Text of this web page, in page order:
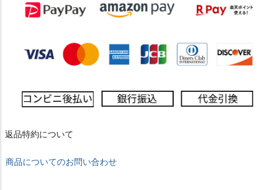
返品特約について
商品についてのお問い合わせ